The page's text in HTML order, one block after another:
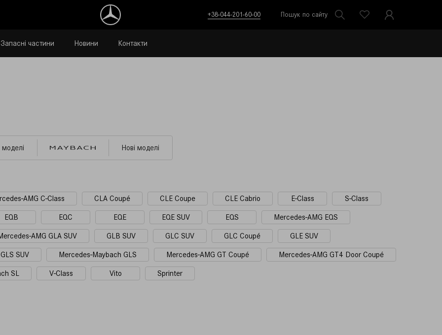
+38-044-201-60-00 Пошук по сайту
Запасні частини Новини Контакти
моделі Нові моделі
AMG C-Class CLA Coupé CLE Coupe CLE Cabrio E-Class
S-Class
EQB
EQC EQE EQE SUV EQS
Mercedes-AMG EQS
AMG GLA SUV
GLB SUV GLC SUV GLC Coupé
GLE SUV
GLS SUV
Mercedes-Maybach GLS Mercedes-AMG GT Coupé
Mercedes-AMG GT4 Door Coupé
SL
V-Class Vito Sprinter